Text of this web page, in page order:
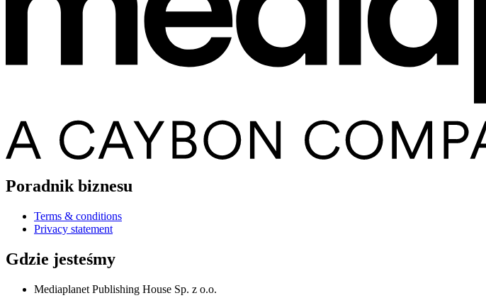
Poradnik biznesu
Terms & conditions
Privacy statement
Gdzie jesteśmy
Mediaplanet Publishing House Sp. z o.o.